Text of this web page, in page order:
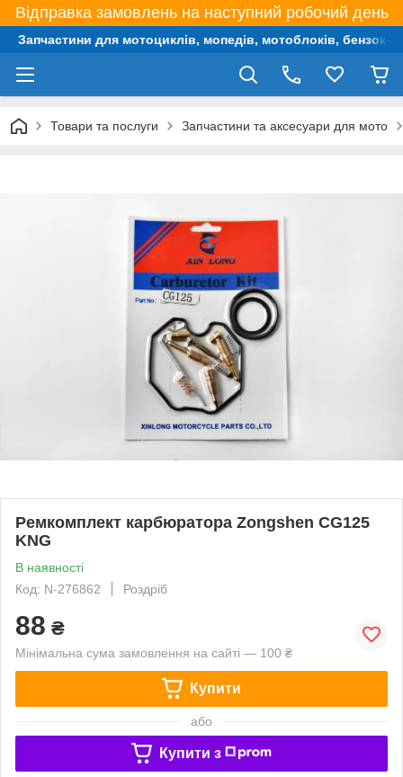
Відправка замовлень на наступний робочий день
Запчастини для мотоциклів, мопедів, мотоблоків,
Товари та послуги Запчастини та аксесуари для мото
Ремкомплект карбюратора Zongshen CG125
KNG
В наявності
Код: N-276862
Роздріб
88 ₴
Мінімальна сума замовлення на сайті — 100 ₴
Купити
або
Купити з